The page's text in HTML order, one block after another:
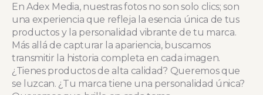
En Adex Media, nuestras fotos no son solo clics; son
una experiencia que refleja la esencia única de tus
productos y la personalidad vibrante de tu marca.
Más allá de capturar la apariencia, buscamos
transmitir la historia completa en cada imagen.
¿Tienes productos de alta calidad? Queremos que
se luzcan. ¿Tu marca tiene una personalidad única?